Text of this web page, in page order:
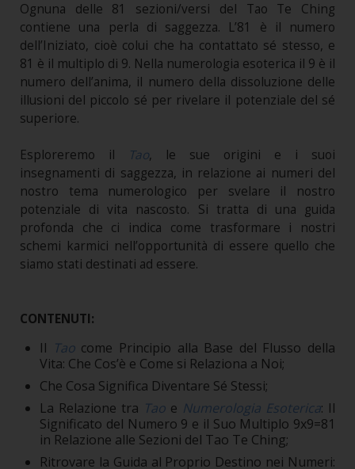
Ognuna delle 81 sezioni/versi del Tao Te Ching
contiene una perla di saggezza. L’81 è il numero
dell’Iniziato, cioè colui che ha contattato sé stesso, e
81 è il multiplo di 9. Nella numerologia esoterica il 9 è il
numero dell’anima, il numero della dissoluzione delle
illusioni del piccolo sé per rivelare il potenziale del sé
superiore.
Esploreremo il Tao, le sue origini e i suoi
insegnamenti di saggezza, in relazione ai numeri del
nostro tema numerologico per svelare il nostro
potenziale di vita nascosto. Si tratta di una guida
profonda che ci indica come trasformare i nostri
schemi karmici nell’opportunità di essere quello che
siamo stati destinati ad essere.
CONTENUTI:
Il Taocome Principio alla Base del Flusso della
Vita: Che Cos’è e Come si Relaziona a Noi;
Che Cosa Significa Diventare Sé Stessi;
La Relazione tra Tao e Numerologia Esoterica: Il
Significato del Numero 9 e il Suo Multiplo 9x9=81
in Relazione alle Sezioni del Tao Te Ching;
Ritrovare la Guida al Proprio Destino nei Numeri: